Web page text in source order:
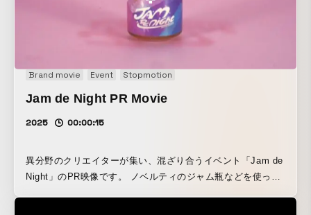
Brand movie Event Stopmotion
Jam de Night PR Movie
2025 00:00:15
異分野のクリエイターが集い、混ざり合うイベント「Jam de
Night」のPR映像です。 ノベルティのジャム瓶などを使った